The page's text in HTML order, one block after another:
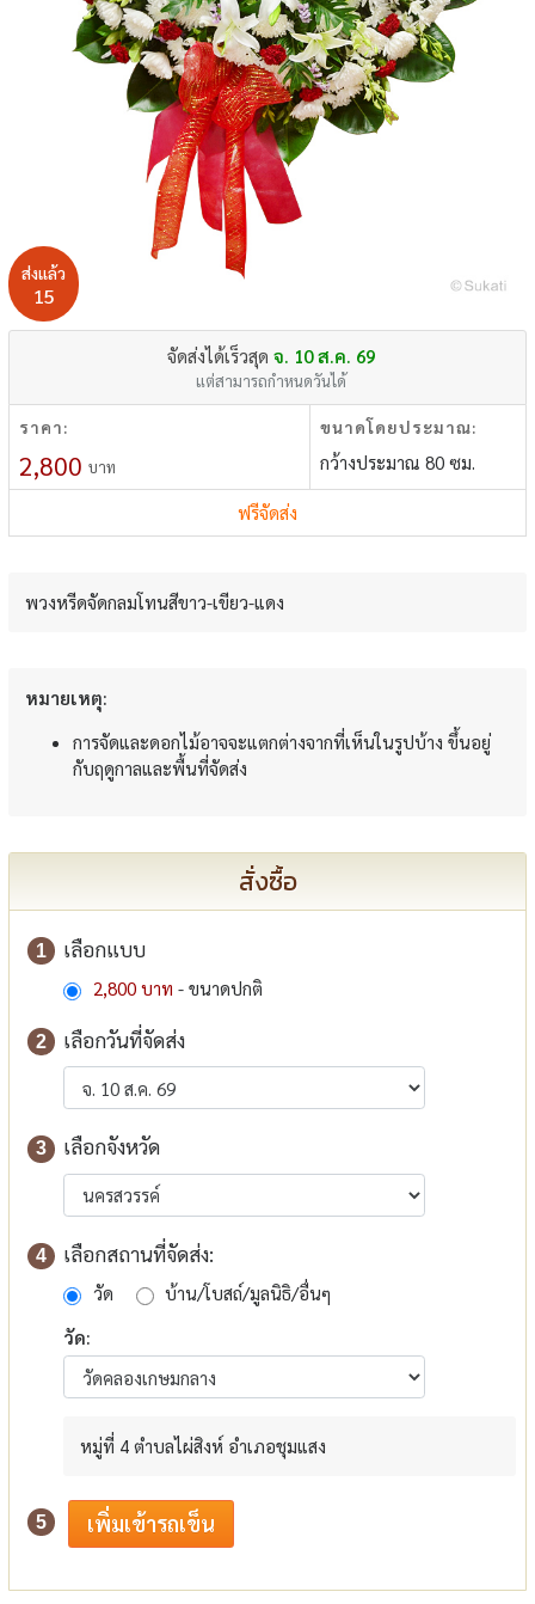
ส่งแล้ว
15
จัดส่งได้เร็วสุด จ. 10 ส.ค. 69
แต่สามารถกำหนดวันได้
ราคา:
2,800 บาท
ขนาดโดยประมาณ:
กว้างประมาณ 80 ซม.
ฟรีจัดส่ง
พวงหรีดจัดกลมโทนสีขาว-เขียว-แดง
หมายเหตุ:
การจัดและดอกไม้อาจจะแตกต่างจากที่เห็นในรูปบ้าง ขึ้นอยู่
กับฤดูกาลและพื้นที่จัดส่ง
สั่งซื้อ
1 เลือกแบบ
2,800 บาท - ขนาดปกติ
2 เลือกวันที่จัดส่ง
3 เลือกจังหวัด
4 เลือกสถานที่จัดส่ง:
วัด
บ้าน/โบสถ์/มูลนิธิ/อื่นๆ
วัด:
หมู่ที่ 4 ตำบลไผ่สิงห์ อำเภอชุมแสง
5